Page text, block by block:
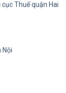
Thuế quận Hai
Nội